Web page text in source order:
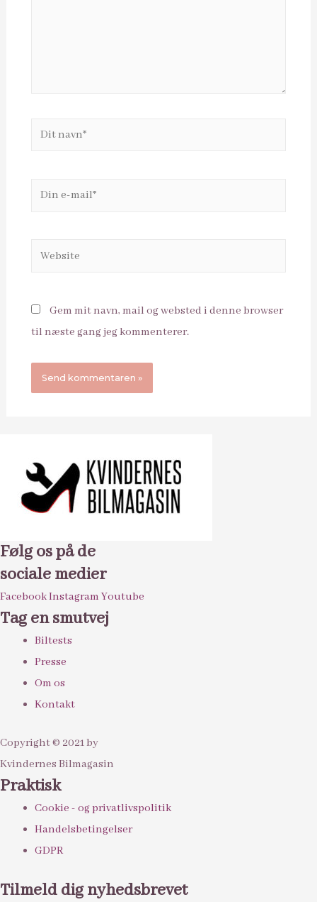
Dit
Din
Website
Gem mit navn, mail og websted i denne browser
til næste gang jeg kommenterer.
Følg os på de
sociale medier
FacebookInstagram Youtube
Tag en smutvej
Biltests
Presse
Om os
Kontakt
Copyright © 2021 by
Kvindernes Bilmagasin
Praktisk
Cookie - og privatlivspolitik
Handelsbetingelser
GDPR
Tilmeld dig nyhedsbrevet